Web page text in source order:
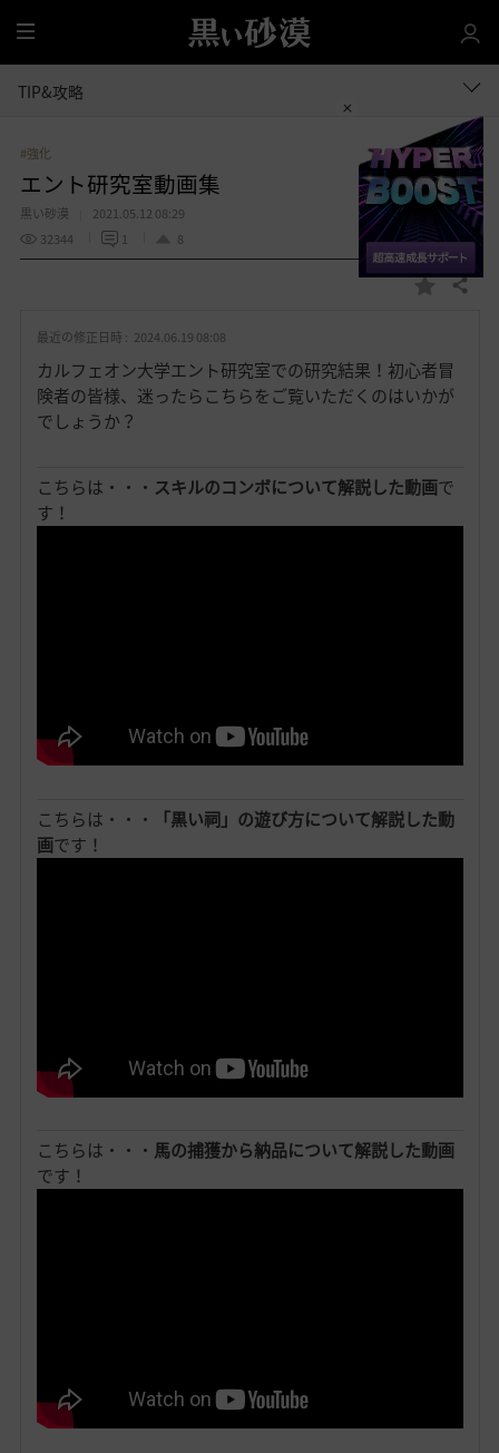
全
体
TIP&攻略
#強化
エント研究室動画集
黒い砂漠
2021.05.12 08:29
32344
1 8
お
入
り
共有する
最近の修正日時 : 2024.06.19 08:08
カルフェオン大学エント研究室での研究結果！初心者冒
険者の皆様、迷ったらこちらをご覧いただくのはいかが
でしょうか？
こちらは・・・ スキルのコンボについて解説した動画で
す！
こちらは・・・
「黒い祠」の遊び方について解説した動
画です！
こちらは・・・ 馬の捕獲から納品について解説した動画
です！